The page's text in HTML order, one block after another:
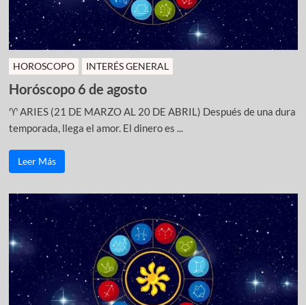
HOROSCOPO INTERÉS GENERAL
Horóscopo 6 de agosto
♈ ARIES (21 DE MARZO AL 20 DE ABRIL) Después de una dura
temporada, llega el amor. El dinero es ...
Leer Más